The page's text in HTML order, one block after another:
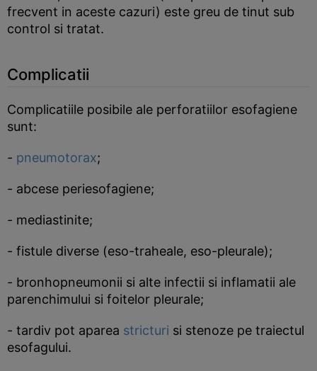
frecvent in aceste cazuri) este greu de tinut sub
control si tratat.
Complicatii
Complicatiile posibile ale perforatiilor esofagiene
sunt:
- pneumotorax;
- abcese periesofagiene;
- mediastinite;
- fistule diverse (eso-traheale, eso-pleurale);
- bronhopneumonii si alte infectii si inflamatii ale
parenchimului si foitelor pleurale;
- tardiv pot aparea stricturi si stenoze pe traiectul
esofagului.